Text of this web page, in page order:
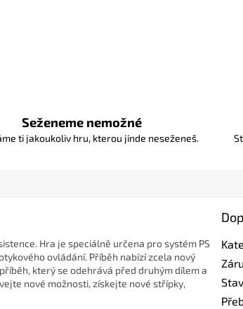
Seženeme nemožné
ti jakoukoliv hru, kterou jinde neseženeš.
Hra je speciálně určena pro systém PS
ovládání. Příběh nabízí zcela nový
který se odehrává před druhým dílem a
nové možnosti, získejte nové střípky,
Stav